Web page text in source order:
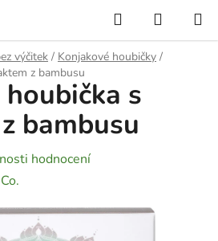
Hledat
KOŠÍK
výčitek / Konjakové houbičky /
z bambusu
s
bambusu
hodnocení